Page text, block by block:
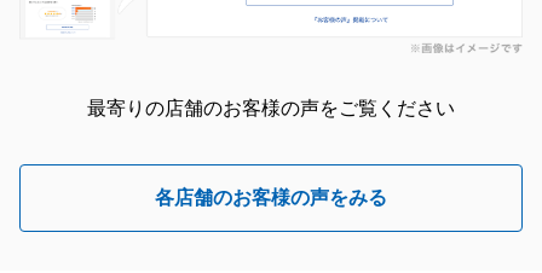
最寄りの店舗のお客様の声をご覧ください
各店舗のお客様の声をみる